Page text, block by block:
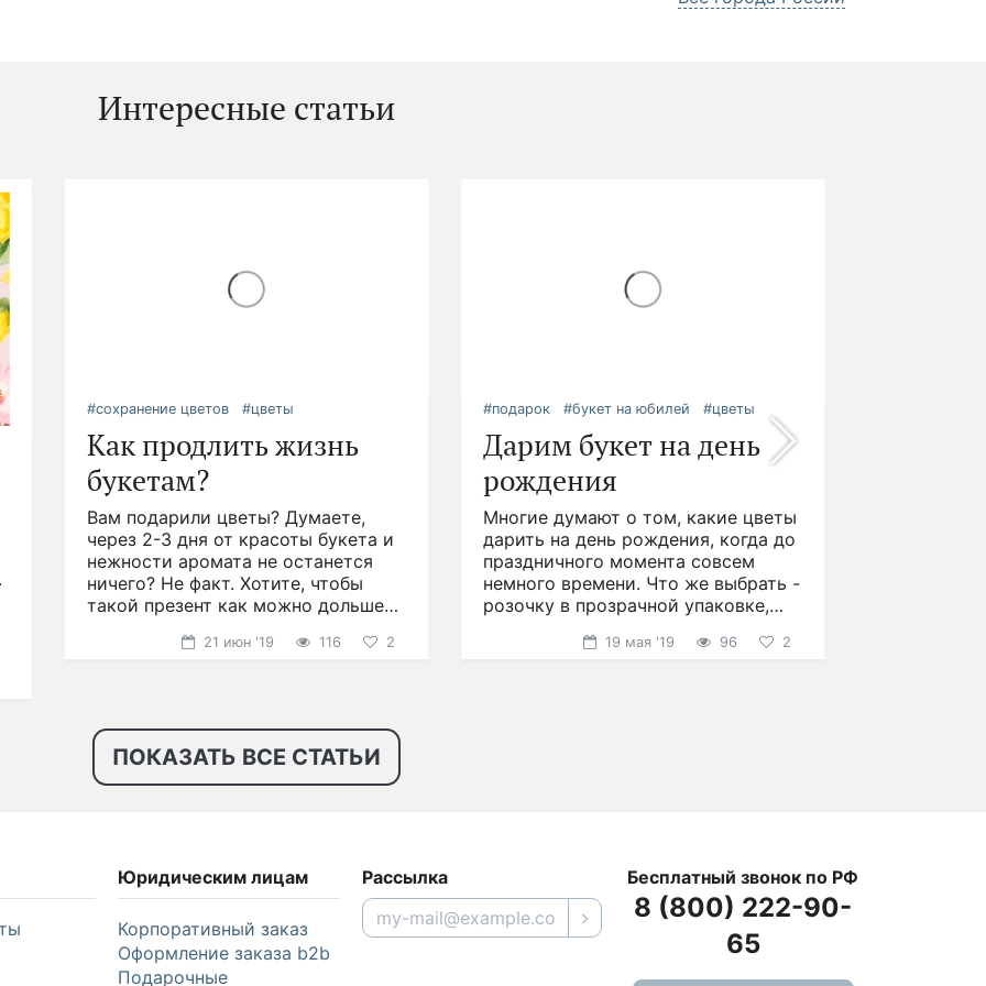
Интересные статьи
#сохранение цветов #цветы
Как продлить жизнь
букетам?
Вам подарили цветы? Думаете,
через 2-3 дня от красоты букета и
нежности аромата не останется
ничего? Не факт. Хотите, чтобы
такой презент как можно дольше
#подарок #букет на юбилей #цветы
Дарим букет на день
рождения
Многие думают о том, какие цветы
дарить на день рождения, когда до
праздничного момента совсем
немного времени. Что же выбрать -
розочку в прозрачной упаковке,
ПОКАЗАТЬ ВСЕ СТАТЬИ
Юридическим лицам
Корпоративный заказ
Оформление заказа b2b
Подарочные
Рассылка Бесплатный звонок по РФ
8 (800) 222-90-
65